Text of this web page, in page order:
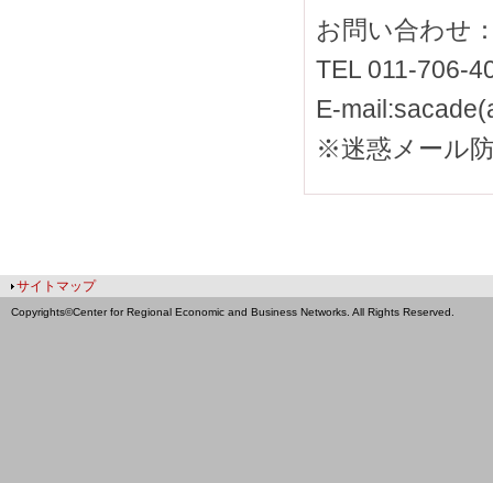
お問い合わせ
TEL 011-706-
E-
※迷惑メール
サイトマップ
Copyrights©Center for Regional Economic and Business Networks. All Rights Reserved.